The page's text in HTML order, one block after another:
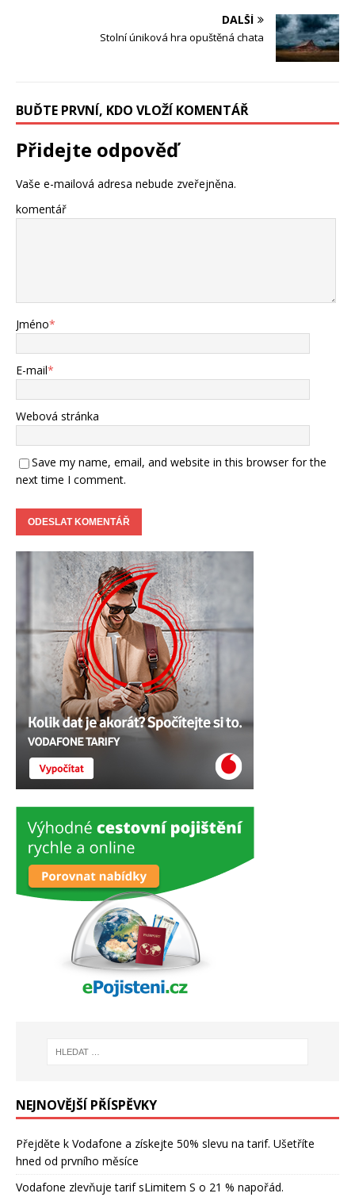
DALŠÍ
Stolní úniková hra opuštěná chata
BUĎTE PRVNÍ, KDO VLOŽÍ KOMENTÁŘ
Přidejte odpověď
Vaše e-mailová adresa nebude zveřejněna.
komentář
Jméno*
E-mail*
Webová stránka
Save my name, email, and website in this browser for the
next time I comment.
NEJNOVĚJŠÍ PŘÍSPĚVKY
Přejděte k Vodafone a získejte 50% slevu na tarif. Ušetříte
hned od prvního měsíce
Vodafone zlevňuje tarif sLimitem S o 21 % napořád.